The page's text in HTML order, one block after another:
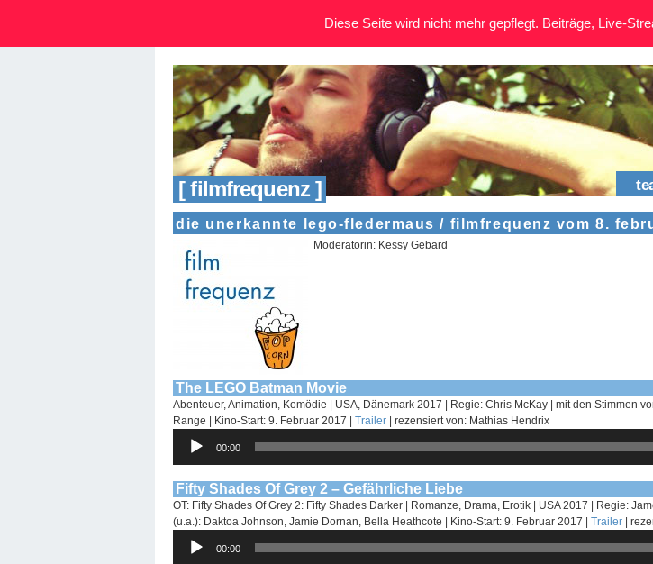
[ filmfrequenz ]
die unerkannte lego-fledermaus / filmfrequenz vom 8.
Moderatorin: Kessy Gebard
The LEGO Batman Movie
Abenteuer, Animation, Komödie | USA, Dänemark 2017 | Regie: Chris McKay | mit den Stimmen
Range | Kino-Start: 9. Februar 2017 | Trailer | rezensiert von: Mathias Hendrix
Audio-
Player
00:00
Fifty Shades Of Grey 2 – Gefährliche Liebe
OT: Fifty Shades Of Grey 2: Fifty Shades Darker | Romanze, Drama, Erotik | USA 2017 | Regie:
(u.a.): Daktoa Johnson, Jamie Dornan, Bella Heathcote | Kino-Start: 9. Februar 2017 | Trailer |
Audio-
Player
00:00
Diese Seite wird nicht mehr gepflegt. Beiträge, Live-